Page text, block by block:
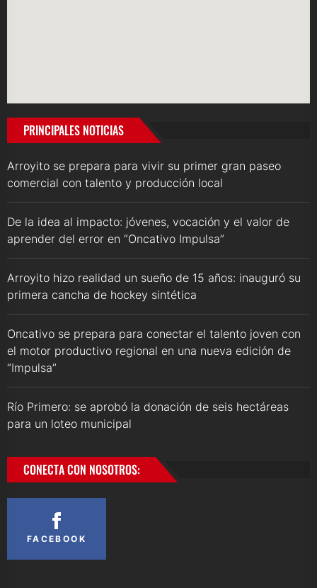
PRINCIPALES NOTICIAS
Arroyito se prepara para vivir su primer gran paseo
comercial con talento y producción local
De la idea al impacto: jóvenes, vocación y el valor de
aprender del error en “Oncativo Impulsa”
Arroyito hizo realidad un sueño de 15 años: inauguró su
primera cancha de hockey sintética
Oncativo se prepara para conectar el talento joven con
el motor productivo regional en una nueva edición de
“Impulsa”
Río Primero: se aprobó la donación de seis hectáreas
para un loteo municipal
CONECTA CON NOSOTROS:
FACEBOOK